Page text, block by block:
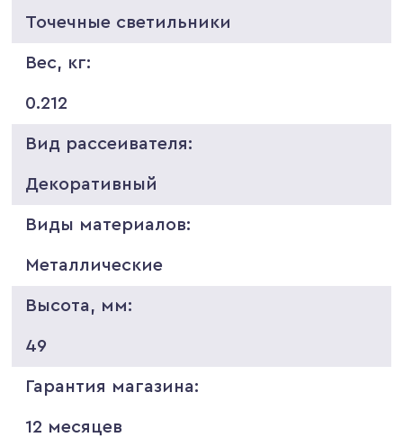
Точечные светильники
Вес, кг:
0.212
Вид рассеивателя:
Декоративный
Виды материалов:
Металлические
Высота, мм:
49
Гарантия магазина:
12 месяцев